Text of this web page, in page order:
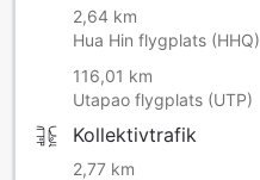
2,64 km
Hua Hin flygplats (HHQ)
116,01 km
Utapao flygplats (UTP)
Kollektivtrafik
2,77 km